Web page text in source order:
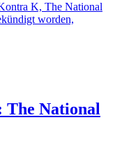
K, The National
worden,
The National